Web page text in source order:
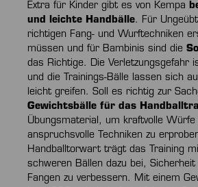
Extra für Kinder gibt es von Kempa
und leichte Handbälle. Für
richtigen Fang- und Wurftechniken
müssen und für Bambinis sind die
das Richtige. Die Verletzungsgefahr
und die Trainings-Bälle lassen sich
leicht greifen. Soll es richtig zur
Gewichtsbälle für das
Übungsmaterial, um kraftvolle Würfe
anspruchsvolle Techniken zu
Handballtorwart trägt das Training
schweren Bällen dazu bei,
Fangen zu verbessern. Mit einem